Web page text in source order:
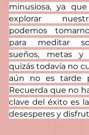
minusiosa, ya
explorar
podemos
para meditar
sueños, metas y
quizás todavía no
aún no es tarde
Recuerda que no
clave del éxito es
desesperes y